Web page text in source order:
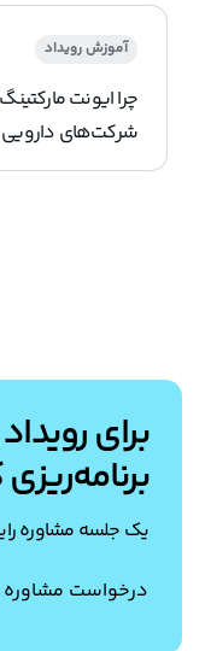
آموزش رویداد
چرا ایونت
شرکت‌های
برای
یک جلسه مشاوره
درخواست مشاوره